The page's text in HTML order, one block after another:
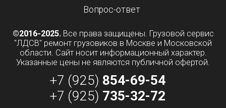
Вопрос-ответ
©2016-2025.Все права защищены. Грузовой сервис
"ЛДСВ" ремонт грузовиков в Москве и Московской
области. Сайт носит информационный характер.
Указанные цены не являются публичной офертой.
+7 (925) 854-69-54
+7 (925) 735-32-72